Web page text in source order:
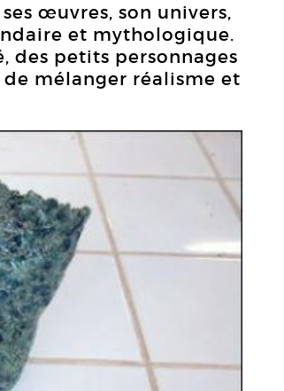
œuvres, son univers,
et mythologique.
des petits personnages
mélanger réalisme et